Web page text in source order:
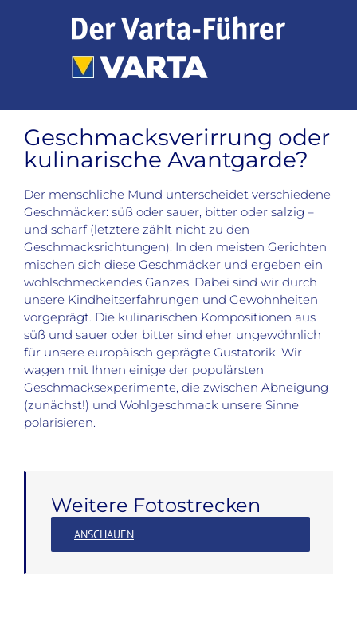
Geschmacksverirrung oder
kulinarische Avantgarde?
Der menschliche Mund unterscheidet verschiedene
Geschmäcker: süß oder sauer, bitter oder salzig –
und scharf (letztere zählt nicht zu den
Geschmacksrichtungen). In den meisten Gerichten
mischen sich diese Geschmäcker und ergeben ein
wohlschmeckendes Ganzes. Dabei sind wir durch
unsere Kindheitserfahrungen und Gewohnheiten
vorgeprägt. Die kulinarischen Kompositionen aus
süß und sauer oder bitter sind eher ungewöhnlich
für unsere europäisch geprägte Gustatorik. Wir
wagen mit Ihnen einige der populärsten
Geschmacksexperimente, die zwischen Abneigung
(zunächst!) und Wohlgeschmack unsere Sinne
polarisieren.
Weitere Fotostrecken
ANSCHAUEN